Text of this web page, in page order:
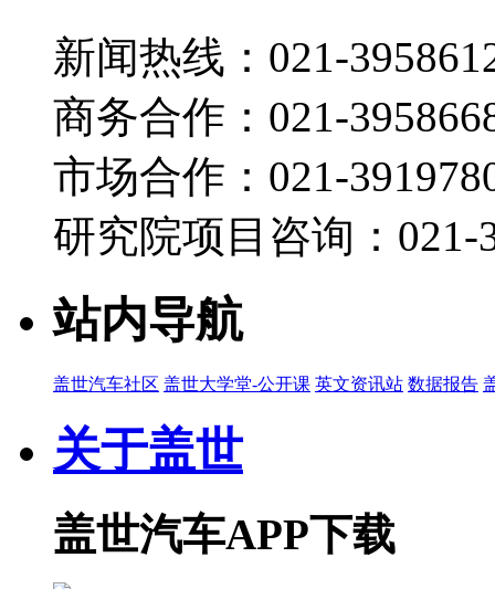
新闻热线：021-
商务合作：021-
市场合作：021-
研究院项目咨询：021-
站内导航
盖世汽车社区 盖世大学堂-公开课 英文资讯站 数据报告
关于盖世
盖世汽车APP下载